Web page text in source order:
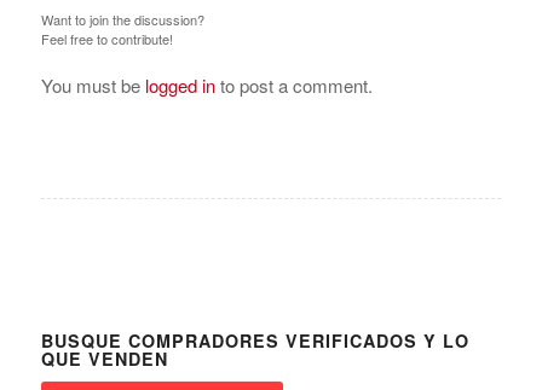
Want to join the discussion?
Feel free to contribute!
You must be logged into post a comment.
BUSQUE COMPRADORES VERIFICADOS Y LO
QUE VENDEN